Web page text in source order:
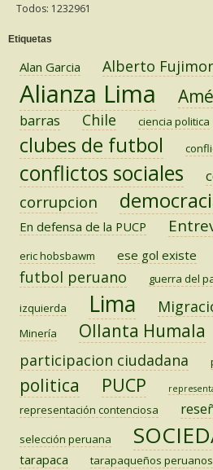
Todos: 1232961
Etiquetas
Alan Garcia Alberto
Alianza Lima
barras Chile ciencia politica
clubes de futbol
conflictos sociales
corrupcion
En defensa de la PUCP
eric hobsbawm ese gol existe
futbol peruano guerra del
izquierda Lima
Minería Ollanta Humala
participacion ciudadana
politica PUCP
representación contenciosa
selección peruana
tarapaca tarapaqueños peruanos